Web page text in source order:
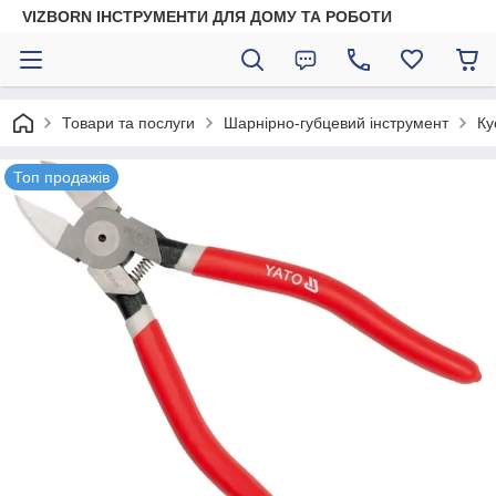
VIZBORN ІНСТРУМЕНТИ ДЛЯ ДОМУ ТА РОБОТИ
Товари та послуги Шарнірно-губцевий інструмент
Топ продажів